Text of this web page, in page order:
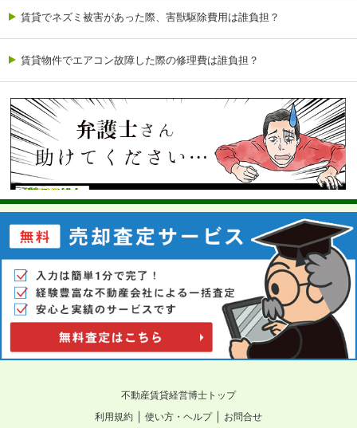
賃貸でネズミ被害があった際、害獣駆除費用は誰負担？
賃貸物件でエアコン故障した際の修理費は誰負担？
不動産賃貸経営博士トップ
利用規約 ｜ 使い方・ヘルプ｜ お問合せ